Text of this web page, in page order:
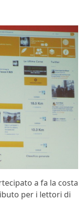
a fa la costa
per i lettori di